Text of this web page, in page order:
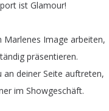
ist Glamour!
Marlenes Image arbeiten,
präsentieren.
an deiner Seite auftreten,
im Showgeschäft.